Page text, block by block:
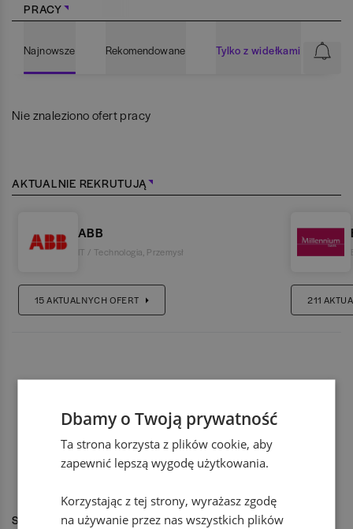
PRACY
Najnowsze Rekomendowane Tylko z widełkami
Nie znaleziono ofert pracy
AKTUALNIE REKRUTUJĄ
ABB
IT / Technologia Przemysł
15AKTUALNYCH OFERT 211
STREFA EKSPERTA
Dbamy o Twoją prywatność
Ta strona korzysta z plików cookie, aby
zapewnić lepszą wygodę użytkowania.
Korzystając z tej strony, wyrażasz zgodę
na używanie przez nas wszystkich plików